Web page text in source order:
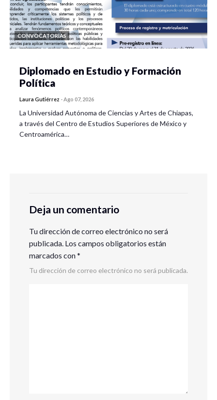
CONVOCATORIAS
Diplomado en Estudio y Formación
Política
Laura Gutiérrez -Ago 07, 2026
La Universidad Autónoma de Ciencias y Artes de Chiapas,
a través del Centro de Estudios Superiores de México y
Centroamérica…
Deja un comentario
Tu dirección de correo electrónico no será
publicada. Los campos obligatorios están
marcados con*
Tu dirección de correo electrónico no será publicada.